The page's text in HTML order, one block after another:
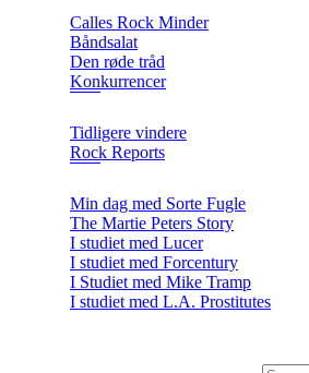
Calles Rock Minder
Båndsalat
Den røde tråd
Konkurrencer
Tidligere vindere
Rock Reports
Min dag med Sorte Fugle
The Martie Peters Story
I studiet med Lucer
I studiet med Forcentury
I Studiet med Mike Tramp
I studiet med L.A. Prostitutes